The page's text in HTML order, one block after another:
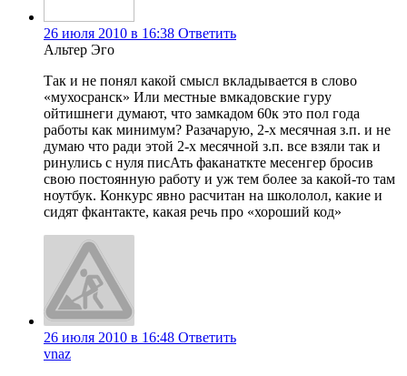
26 июля 2010 в 16:38 Ответить
Альтер Эго
Так и не понял какой смысл вкладывается в слово
«мухосранск» Или местные вмкадовские гуру
ойтишнеги думают, что замкадом 60к это пол года
работы как минимум? Разачарую, 2-х месячная з.п. и не
думаю что ради этой 2-х месячной з.п. все взяли так и
ринулись с нуля писАть факанаткте месенгер бросив
свою постоянную работу и уж тем более за какой-то там
ноутбук. Конкурс явно расчитан на школолол, какие и
сидят фкантакте, какая речь про «хороший код»
26 июля 2010 в 16:48 Ответить
vnaz